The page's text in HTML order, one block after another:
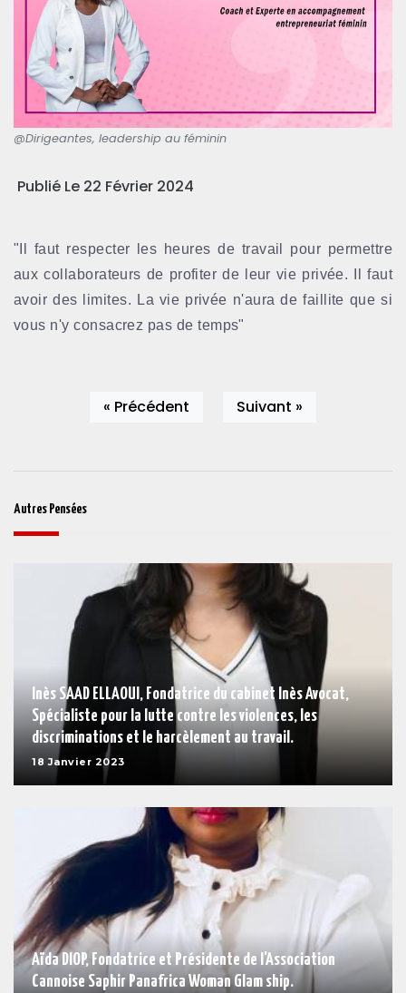
@Dirigeantes, leadership au féminin
Publié Le 22 Février 2024
"Il faut respecter les heures de travail pour permettre
aux collaborateurs de profiter de leur vie privée. Il faut
avoir des limites. La vie privée n'aura de faillite que si
vous n'y consacrez pas de temps"
« Précédent Suivant »
Autres Pensées
Inès SAAD ELLAOUI, Fondatrice du cabinet Inès Avocat,
Spécialiste pour la lutte contre les violences, les
discriminations et le harcèlement au travail.
18 Janvier 2023
Aïda DIOP, Fondatrice et Présidente de l'Association
Cannoise Saphir Panafrica Woman Glam ship.